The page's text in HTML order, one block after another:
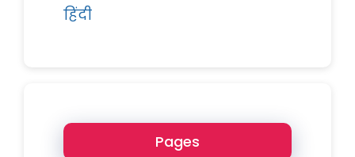
हिंदी
Pages